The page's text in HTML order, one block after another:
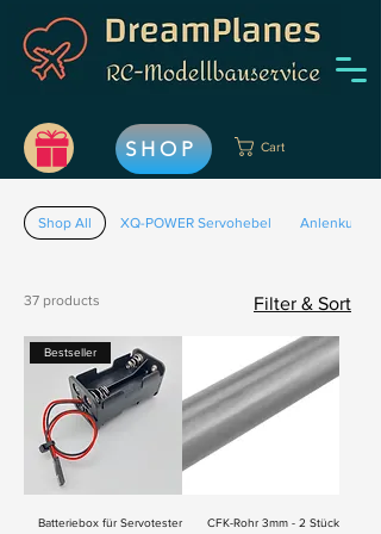
SHOP Cart
Shop All XQ-POWER Servohebel Anlenkungen
37 products Filter & Sort
Bestseller
Batteriebox für Servotester CFK-Rohr 3mm - 2 Stück